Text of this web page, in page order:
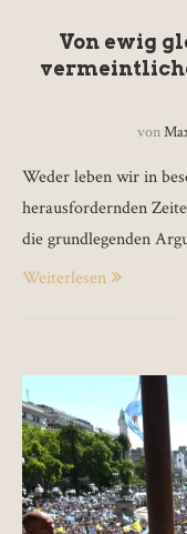
Von ewig
von
Weder leben wir in
herausfordernden
die grundlegenden
Weiterlesen